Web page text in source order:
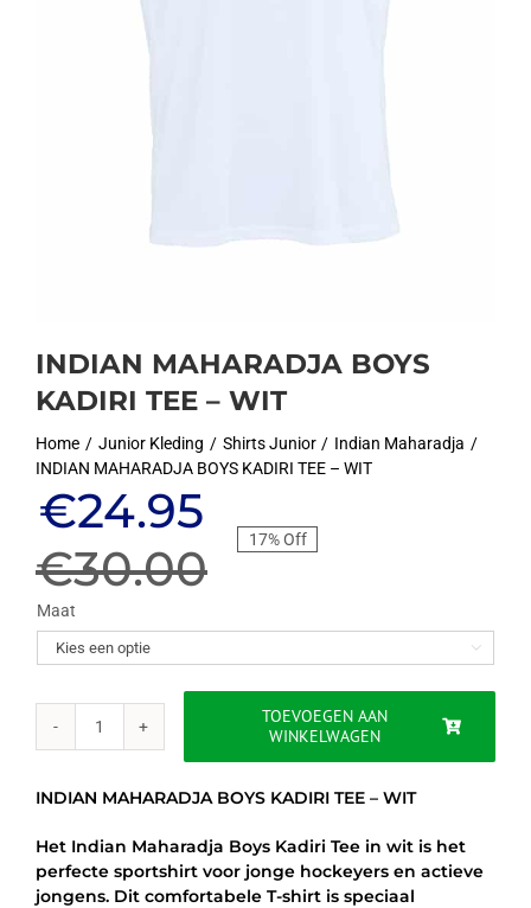
INDIAN MAHARADJA BOYS
KADIRI TEE – WIT
Home Junior Kleding Shirts Junior
Indian Maharadja
INDIAN MAHARADJA BOYS KADIRI TEE – WIT
€30.00
Oorspronkelijke
prijs
was:
€30.00.
€24.95
Huidige
prijs
is:
€24.95.
17% Off
Maat

INDIAN
MAHARADJA
TEE
WIT
TOEVOEGEN AAN
WINKELWAGEN
INDIAN MAHARADJA BOYS KADIRI TEE – WIT
Het Indian Maharadja Boys Kadiri Tee in wit is het
perfecte sportshirt voor jonge hockeyers en actieve
jongens. Dit comfortabele T-shirt is speciaal